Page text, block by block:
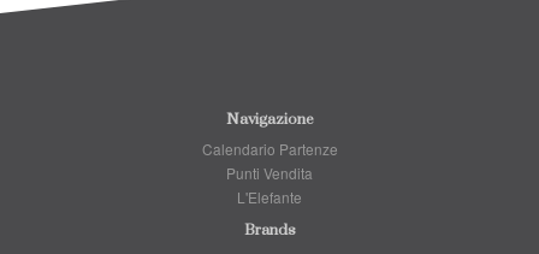
Navigazione
Calendario Partenze
Punti Vendita
L'Elefante
Brands